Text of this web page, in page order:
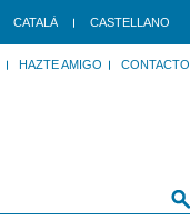
CATALÀ CASTELLANO
HAZTE AMIGO CONTACTO